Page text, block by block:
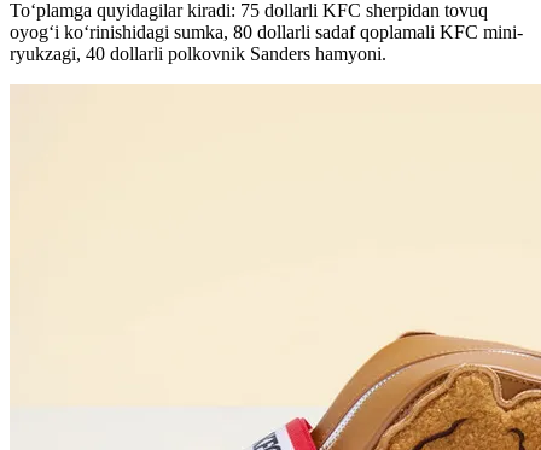
To‘plamga quyidagilar kiradi: 75 dollarli KFC sherpidan tovuq
oyog‘i ko‘rinishidagi sumka, 80 dollarli sadaf qoplamali KFC mini-
ryukzagi, 40 dollarli polkovnik Sanders hamyoni.